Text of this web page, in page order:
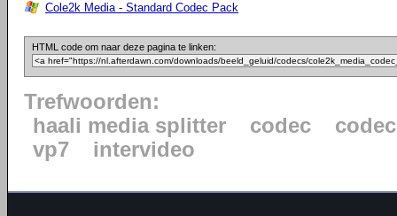
Cole2k Media - Standard Codec Pack
HTML code om naar deze pagina te linken:
Trefwoorden:
haali media splitter
codec
vp7
intervideo